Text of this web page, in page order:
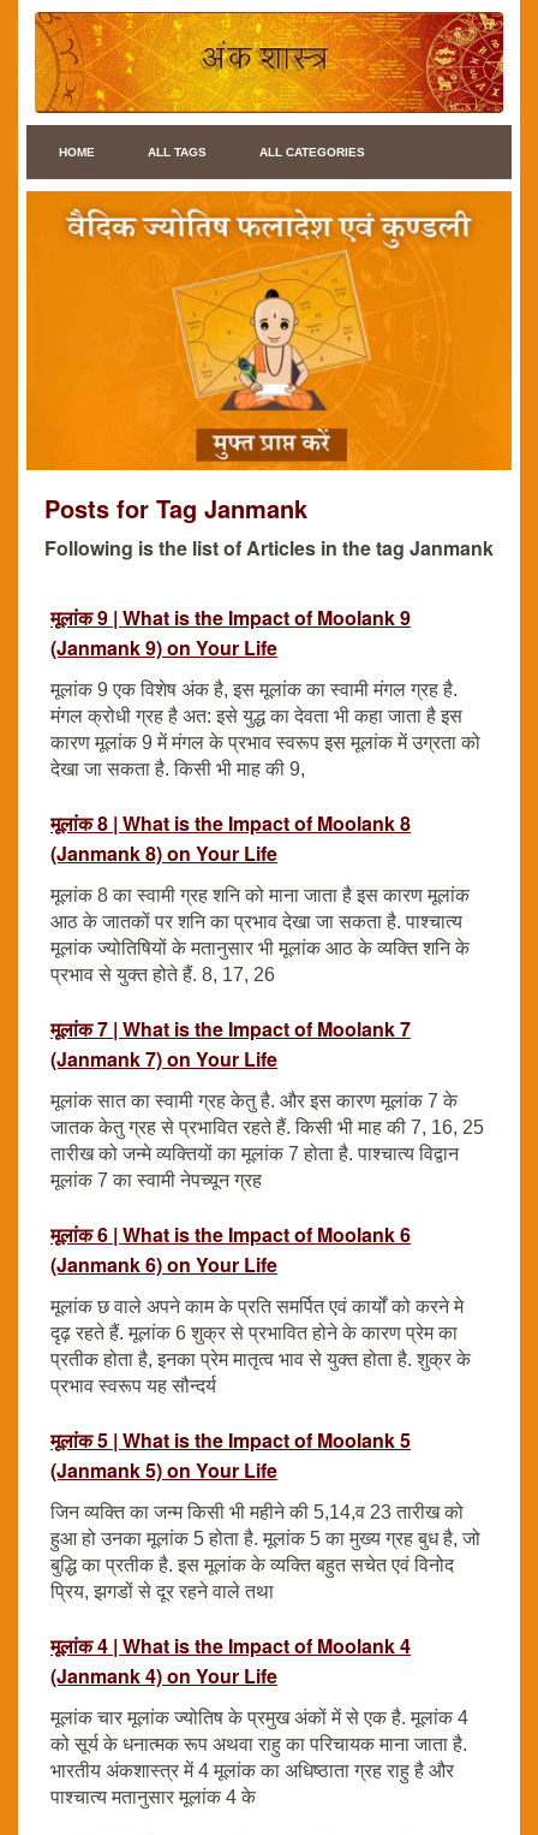
HOME ALL TAGS ALL CATEGORIES
Posts for Tag Janmank
Following is the list of Articles in the tag Janmank
मूलांक 9 | What is the Impact of Moolank 9
(Janmank 9) on Your Life
मूलांक 9 एक विशेष अंक है, इस मूलांक का स्वामी मंगल ग्रह है.
मंगल क्रोधी ग्रह है अत: इसे युद्ध का देवता भी कहा जाता है इस
कारण मूलांक 9 में मंगल के प्रभाव स्वरूप इस मूलांक में उग्रता को
देखा जा सकता है. किसी भी माह की 9,
मूलांक 8 | What is the Impact of Moolank 8
(Janmank 8) on Your Life
मूलांक 8 का स्वामी ग्रह शनि को माना जाता है इस कारण मूलांक
आठ के जातकों पर शनि का प्रभाव देखा जा सकता है. पाश्चात्य
मूलांक ज्योतिषियों के मतानुसार भी मूलांक आठ के व्यक्ति शनि के
प्रभाव से युक्त होते हैं. 8, 17, 26
मूलांक 7 | What is the Impact of Moolank 7
(Janmank 7) on Your Life
मूलांक सात का स्वामी ग्रह केतु है. और इस कारण मूलांक 7 के
जातक केतु ग्रह से प्रभावित रहते हैं. किसी भी माह की 7, 16, 25
तारीख को जन्मे व्यक्तियों का मूलांक 7 होता है. पाश्चात्य विद्वान
मूलांक 7 का स्वामी नेपच्यून ग्रह
मूलांक 6 | What is the Impact of Moolank 6
(Janmank 6) on Your Life
मूलांक छ वाले अपने काम के प्रति समर्पित एवं कार्यों को करने मे
दृढ़ रहते हैं. मूलांक 6 शुक्र से प्रभावित होने के कारण प्रेम का
प्रतीक होता है, इनका प्रेम मातृत्व भाव से युक्त होता है. शुक्र के
प्रभाव स्वरूप यह सौन्दर्य
मूलांक 5 | What is the Impact of Moolank 5
(Janmank 5) on Your Life
जिन व्यक्ति का जन्म किसी भी महीने की 5,14,व 23 तारीख को
हुआ हो उनका मूलांक 5 होता है. मूलांक 5 का मुख्य ग्रह बुध है, जो
बुद्धि का प्रतीक है. इस मूलांक के व्यक्ति बहुत सचेत एवं विनोद
प्रिय, झगडों से दूर रहने वाले तथा
मूलांक 4 | What is the Impact of Moolank 4
(Janmank 4) on Your Life
मूलांक चार मूलांक ज्योतिष के प्रमुख अंकों में से एक है. मूलांक 4
को सूर्य के धनात्मक रूप अथवा राहु का परिचायक माना जाता है.
भारतीय अंकशास्त्र में 4 मूलांक का अधिष्ठाता ग्रह राहु है और
पाश्चात्य मतानुसार मूलांक 4 के